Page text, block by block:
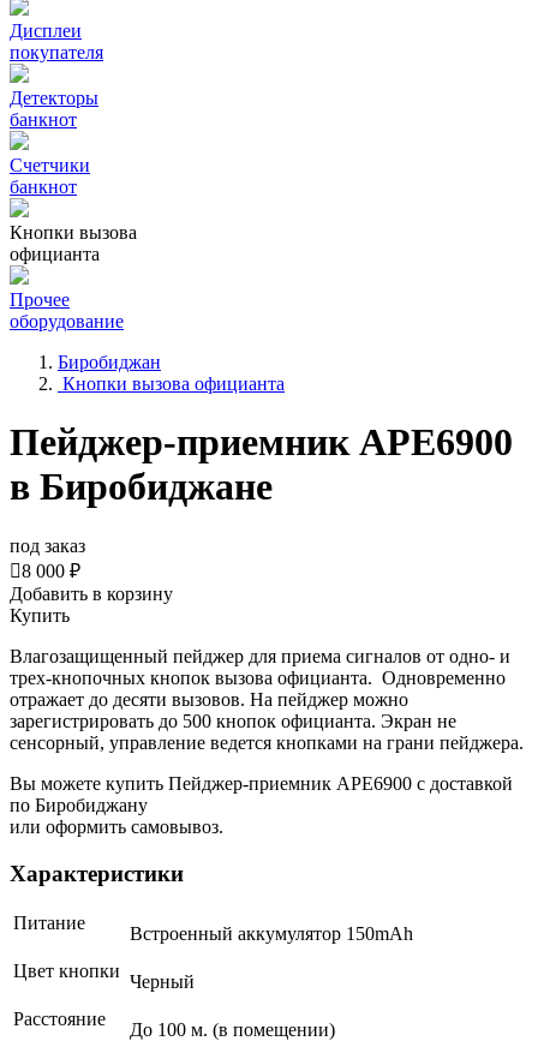
Дисплеи
покупателя
Детекторы
банкнот
Счетчики
банкнот
Кнопки вызова
официанта
Прочее
оборудование
Биробиджан
Кнопки вызова официанта
Пейджер-приемник АРЕ6900
в Биробиджане
под заказ
8 000 ₽
Добавить в корзину
Купить
Влагозащищенный пейджер для приема сигналов от одно- и
трех-кнопочных кнопок вызова официанта. Одновременно
отражает до десяти вызовов. На пейджер можно
зарегистрировать до 500 кнопок официанта. Экран не
сенсорный, управление ведется кнопками на грани пейджера.
Вы можете купить Пейджер-приемник АРЕ6900 с доставкой
по Биробиджану
или оформить самовывоз.
Характеристики
Питание
Встроенный аккумулятор 150mAh
Цвет кнопки
Черный
Расстояние
До 100 м. (в помещении)